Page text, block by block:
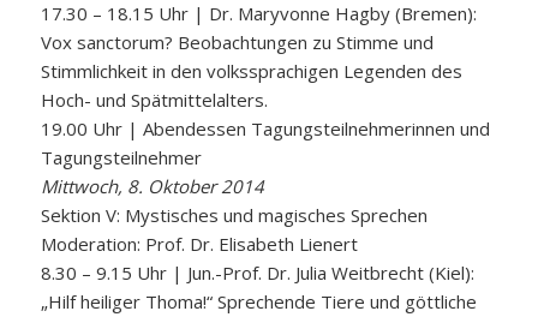
17.30 – 18.15 Uhr | Dr. Maryvonne Hagby (Bremen):
Vox sanctorum? Beobachtungen zu Stimme und
Stimmlichkeit in den volkssprachigen Legenden des
Hoch- und Spätmittelalters.
19.00 Uhr | Abendessen Tagungsteilnehmerinnen und
Tagungsteilnehmer
Mittwoch, 8. Oktober 2014
Sektion V: Mystisches und magisches Sprechen
Moderation: Prof. Dr. Elisabeth Lienert
8.30 – 9.15 Uhr | Jun.-Prof. Dr. Julia Weitbrecht (Kiel):
„Hilf heiliger Thoma!“ Sprechende Tiere und göttliche